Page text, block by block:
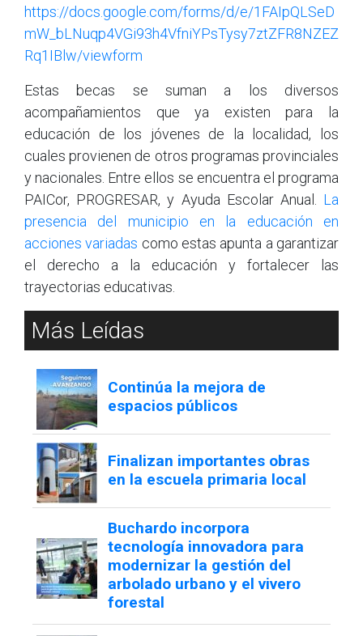
https://docs.google.com/forms/d/e/1FAIpQLSeD
mW_bLNuqp4VGi93h4VfniYPsTysy7ztZFR8NZEZ
Rq1IBlw/viewform
Estas becas se suman a los diversos
acompañamientos que ya existen para la
educación de los jóvenes de la localidad, los
cuales provienen de otros programas provinciales
y nacionales. Entre ellos se encuentra el programa
PAICor, PROGRESAR, y Ayuda Escolar Anual. La
presencia del municipio en la educación en
acciones variadas como estas apunta a garantizar
el derecho a la educación y fortalecer las
trayectorias educativas.
Más Leídas